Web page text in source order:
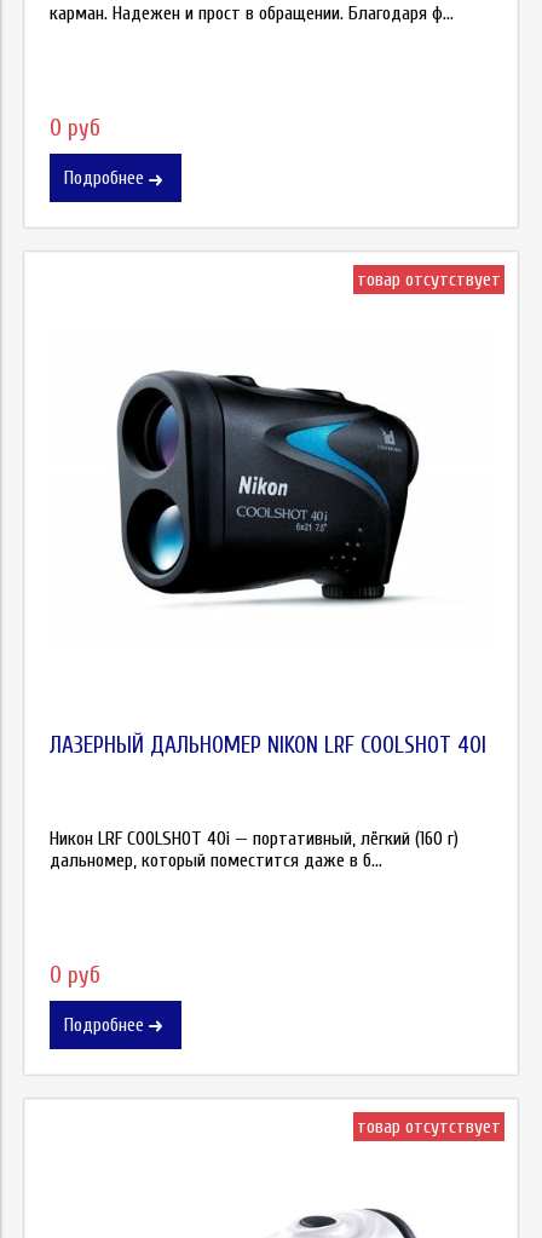
карман. Надежен и прост в обращении. Благодаря ф...
0 руб
Подробнее
товар отсутствует
ЛАЗЕРНЫЙ ДАЛЬНОМЕР NIKON LRF COOLSHOT 40I
Никон LRF COOLSHOT 40i — портативный, лёгкий (160 г)
дальномер, который поместится даже в б...
0 руб
Подробнее
товар отсутствует